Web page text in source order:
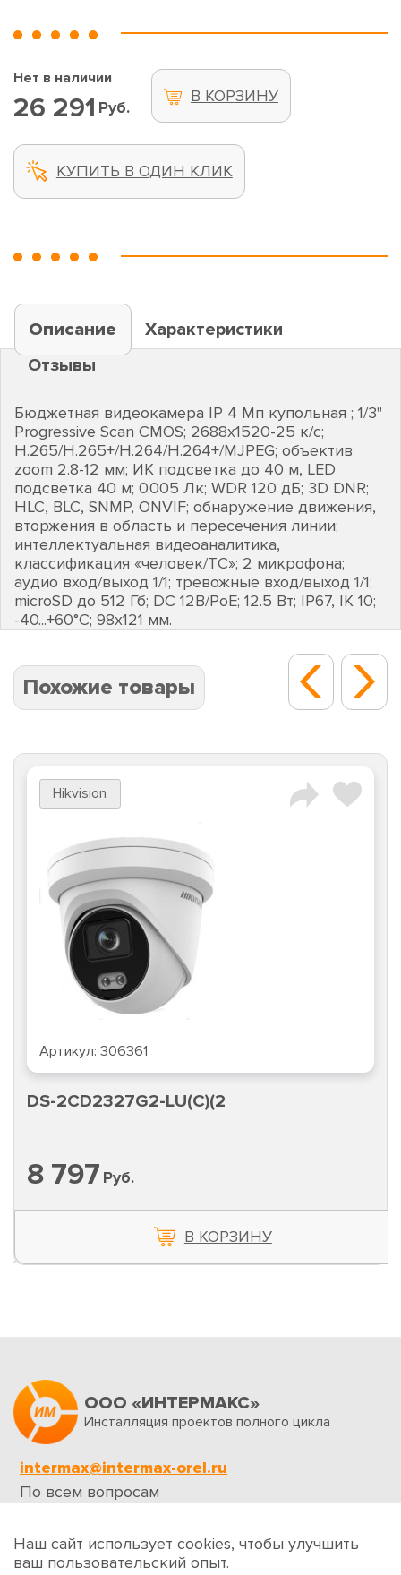
Нет в наличии
26 291 Руб.
В КОРЗИНУ
КУПИТЬ В ОДИН КЛИК
Описание
Характеристики
Отзывы
Бюджетная видеокамера IP 4 Мп купольная ; 1/3"
Progressive Scan CMOS; 2688х1520-25 к/с;
H.265/H.265+/H.264/H.264+/MJPEG; объектив
zoom 2.8-12 мм; ИК подсветка до 40 м, LED
подсветка 40 м; 0.005 Лк; WDR 120 дБ; 3D DNR;
HLC, BLC, SNMP, ONVIF; обнаружение движения,
вторжения в область и пересечения линии;
интеллектуальная видеоаналитика,
классификация «человек/ТС»; 2 микрофона;
аудио вход/выход 1/1; тревожные вход/выход 1/1;
microSD до 512 Гб; DC 12В/PoE; 12.5 Вт; IP67, IK 10;
-40...+60°C; 98х121 мм.
Похожие товары
Hikvision
Артикул: 306361
DS-2CD2327G2-LU(C)(2
8 797 Руб.
В КОРЗИНУ
ООО «ИНТЕРМАКС»
Инсталляция проектов полного цикла
intermax@intermax-orel.ru
По всем вопросам
Обратная связь
Наш сайт использует cookies, чтобы улучшить
ваш пользовательский опыт.